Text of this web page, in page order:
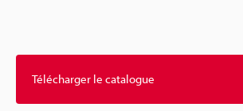
Télécharger le catalogue